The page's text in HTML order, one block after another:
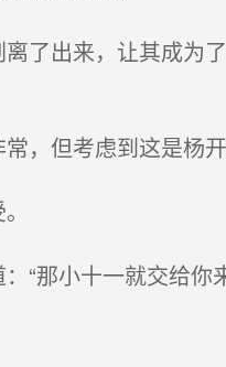
出来，让其成为
但考虑到这是杨开
那小十一就交给你